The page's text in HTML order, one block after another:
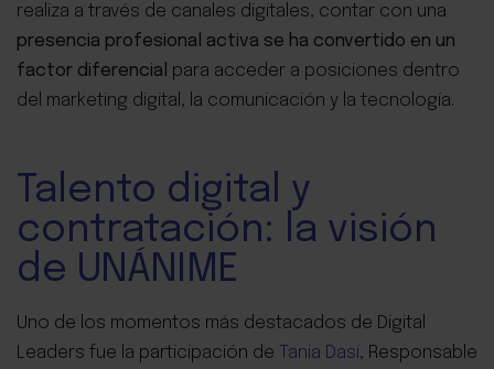
realiza a través de canales digitales, contar con una
presencia profesional activa se ha convertido en un
factor diferencial para acceder a posiciones dentro
del marketing digital, la comunicación y la tecnología.
Talento digital y
contratación: la visión
de UNÁNIME
Uno de los momentos más destacados de Digital
Leaders fue la participación de
Tania Dasí, Responsable